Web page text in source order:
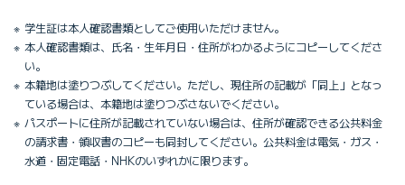
学生証は本人確認書類としてご使用いただけません。
本人確認書類は、氏名・生年月日・住所がわかるようにコピーしてくださ
い。
本籍地は塗りつぶしてください。ただし、現住所の記載が「同上」となっ
ている場合は、本籍地は塗りつぶさないでください。
パスポートに住所が記載されていない場合は、住所が確認できる公共料金
の請求書・領収書のコピーも同封してください。公共料金は電気・ガス・
水道・固定電話・NHKのいずれかに限ります。